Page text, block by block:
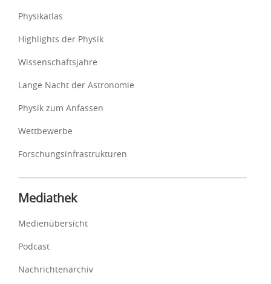
Physikatlas
Highlights der Physik
Wissenschaftsjahre
Lange Nacht der Astronomie
Physik zum Anfassen
Wettbewerbe
Forschungsinfrastrukturen
Mediathek
Medienübersicht
Podcast
Nachrichtenarchiv